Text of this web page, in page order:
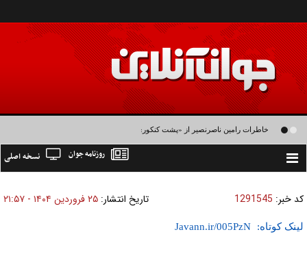
خاطرات رامین ناصرنصیر از «پشت‌ کنکوری‌ها» و رضا داوودنژاد: رضا کودک درون فعالی
Toggle
نسخه اصلی روزنامه جوان
کد خبر: 1291545 تاریخ انتشار: ۲۵ فروردين ۱۴۰۴ - ۲۱:۵۷
لینک کوتاه: